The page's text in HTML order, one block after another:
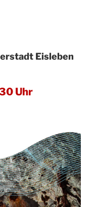
Eisleben
Uhr